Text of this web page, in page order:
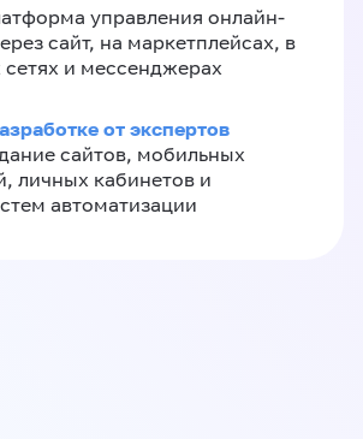
управления онлайн-
сайт, на маркетплейсах, в
и мессенджерах
от экспертов
сайтов, мобильных
личных кабинетов и
автоматизации